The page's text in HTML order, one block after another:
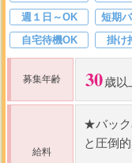
週１日～OK
短期
自宅待機OK
掛け
募集年齢 30歳以
給料
★バッ
と圧倒